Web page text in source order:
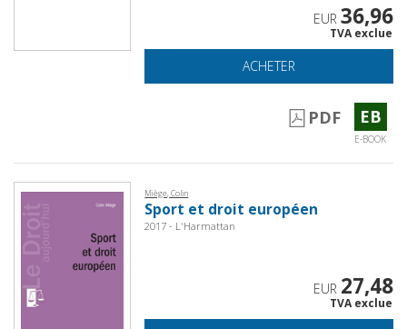
EUR 36,96
TVA exclue
ACHETER
PDF EB
E-BOOK
Miège, Colin
Sport et droit européen
2017 - L'Harmattan
EUR 27,48
TVA exclue